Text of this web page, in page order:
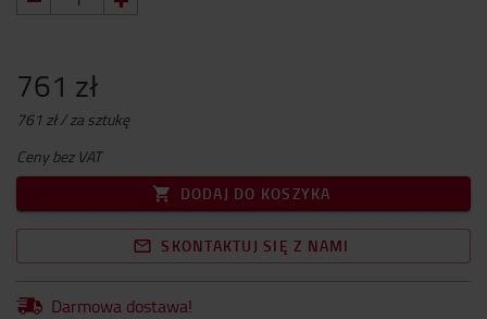
761 zł
761 zł / za sztukę
Ceny bez VAT
DODAJ DO KOSZYKA
SKONTAKTUJ SIĘ Z NAMI
Darmowa dostawa!